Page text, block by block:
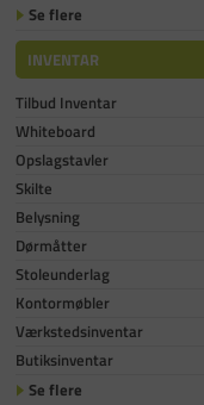
Se flere
INVENTAR
Tilbud Inventar
Whiteboard
Opslagstavler
Skilte
Belysning
Dørmåtter
Stoleunderlag
Kontormøbler
Værkstedsinventar
Butiksinventar
Se flere